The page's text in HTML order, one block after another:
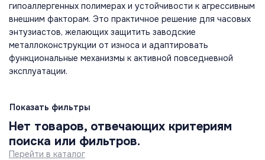
гипоаллергенных полимерах и устойчивости к агрессивным
внешним факторам. Это практичное решение для часовых
энтузиастов, желающих защитить заводские
металлоконструкции от износа и адаптировать
функциональные механизмы к активной повседневной
эксплуатации.
Показать фильтры
Нет товаров, отвечающих критериям
поиска или фильтров.
Перейти в каталог